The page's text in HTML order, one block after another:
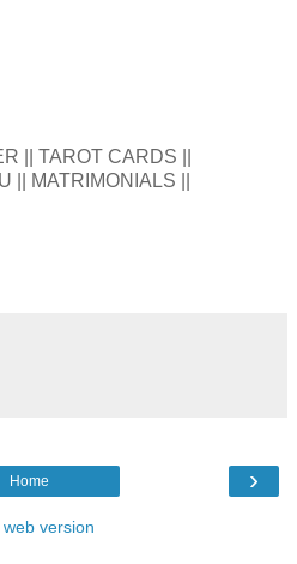
|| TAROT CARDS ||
|| MATRIMONIALS ||
›
Home
web version